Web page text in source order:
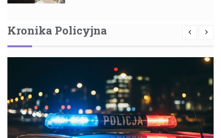
Kronika Policyjna